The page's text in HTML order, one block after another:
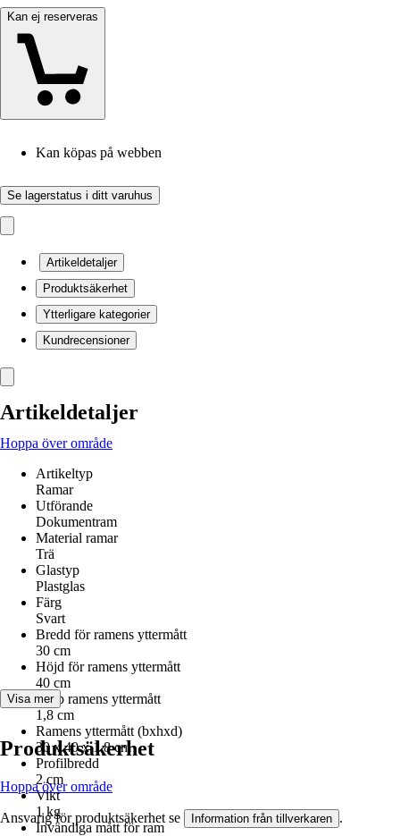
Kan ej reserveras
Kan köpas på webben
Se lagerstatus i ditt varuhus
Artikeldetaljer
Produktsäkerhet
Ytterligare kategorier
Kundrecensioner
Artikeldetaljer
Hoppa över område
Artikeltyp
Ramar
Utförande
Dokumentram
Material ramar
Trä
Glastyp
Plastglas
Färg
Svart
Bredd för ramens yttermått
30 cm
Höjd för ramens yttermått
40 cm
Djup ramens yttermått
1,8 cm
Ramens yttermått (bxhxd)
30 x 40 x 1.8 cm
Profilbredd
2 cm
Vikt
1 kg
Invändiga mått för ram
Visa mer
Produktsäkerhet
Hoppa över område
Ansvarig för produktsäkerhet se Information från tillverkaren .